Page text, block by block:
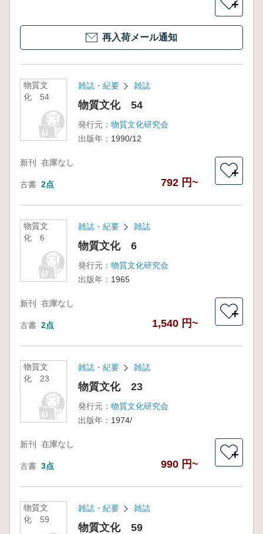
＋
再入荷メール通知
物質文
化 54
雑誌・紀要 雑誌
物質文化 54
発行元： 物質文化研究会
出版年： 1990/12
新刊 在庫なし
古書 2点 792 円~
＋
物質文
化 6
雑誌・紀要 雑誌
物質文化 6
発行元： 物質文化研究会
出版年： 1965
新刊 在庫なし
古書 2点 1,540 円~
＋
物質文
化 23
雑誌・紀要 雑誌
物質文化 23
発行元： 物質文化研究会
出版年： 1974/
新刊 在庫なし
古書 3点 990 円~
＋
物質文
化 59
雑誌・紀要 雑誌
物質文化 59